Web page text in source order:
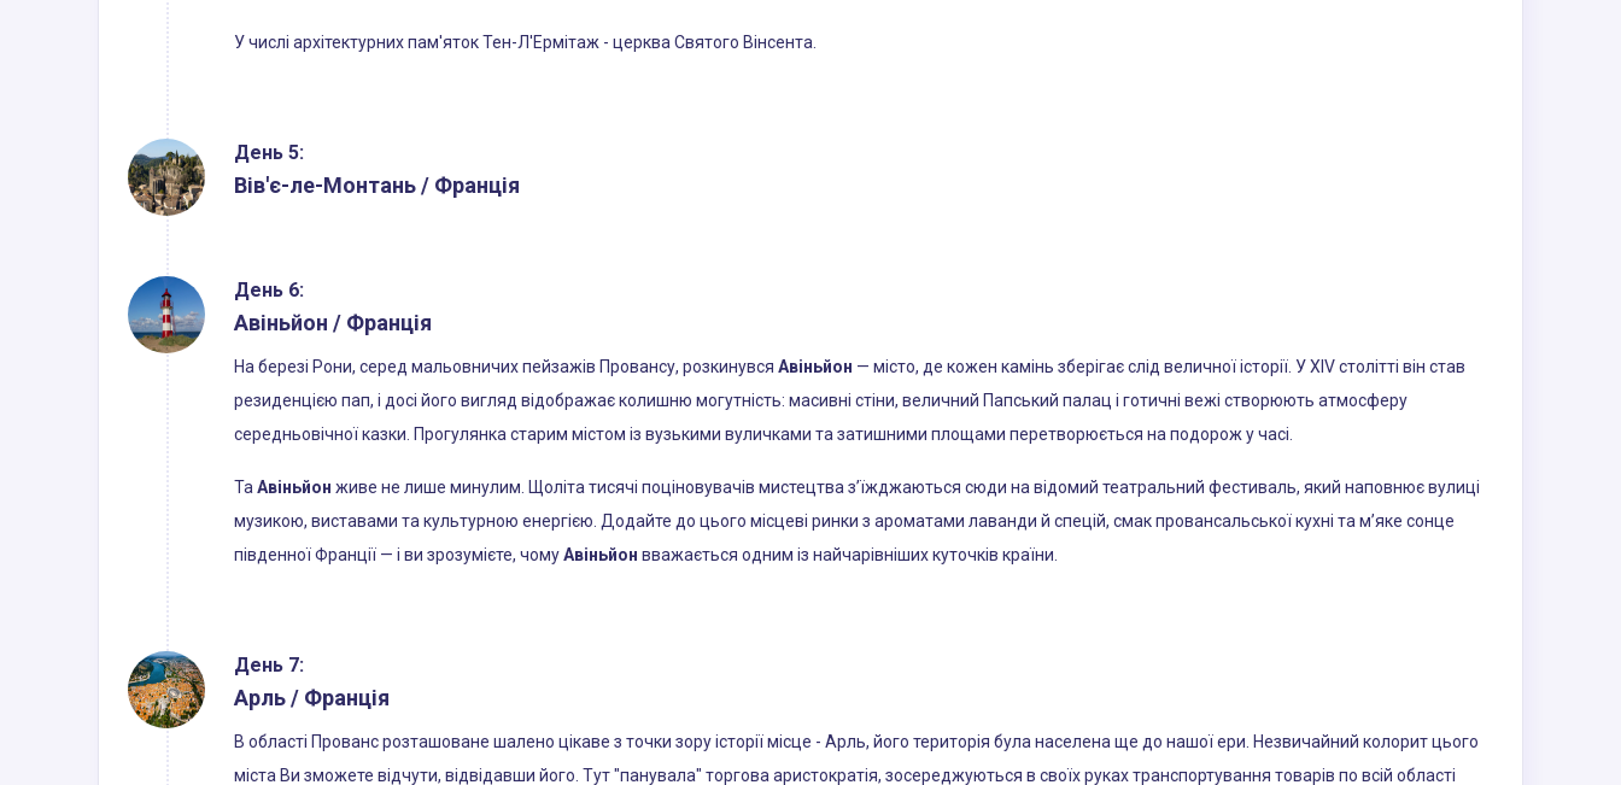
У числі архітектурних пам'яток Тен-Л'Ермітаж - церква Святого Вінсента.
День 5:
Вів'є-ле-Монтань / Франція
День 6:
Авіньйон / Франція
На березі Рони, серед мальовничих пейзажів Провансу, розкинувся Авіньйон — місто, де кожен камінь зберігає слід величної історії. У XIV столітті він став
резиденцією пап, і досі його вигляд відображає колишню могутність: масивні стіни, величний Папський палац і готичні вежі створюють атмосферу
середньовічної казки. Прогулянка старим містом із вузькими вуличками та затишними площами перетворюється на подорож у часі.
Та Авіньйон живе не лише минулим. Щоліта тисячі поціновувачів мистецтва з’їжджаються сюди на відомий театральний фестиваль, який наповнює вулиці
музикою, виставами та культурною енергією. Додайте до цього місцеві ринки з ароматами лаванди й спецій, смак провансальської кухні та м’яке сонце
південної Франції — і ви зрозумієте, чомуАвіньйон вважається одним із найчарівніших куточків країни.
День 7:
Арль / Франція
В області Прованс розташоване шалено цікаве з точки зору історії місце - Арль, його територія була населена ще до нашої ери. Незвичайний колорит цього
міста Ви зможете відчути, відвідавши його. Тут "панувала" торгова аристократія, зосереджуються в своїх руках транспортування товарів по всій області